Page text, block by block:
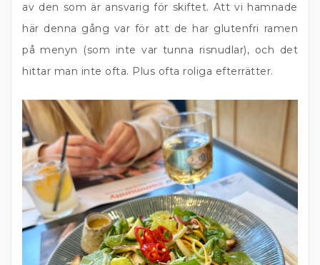
av den som är ansvarig för skiftet. Att vi hamnade
här denna gång var för att de har glutenfri ramen
på menyn (som inte var tunna risnudlar), och det
hittar man inte ofta. Plus ofta roliga efterrätter.